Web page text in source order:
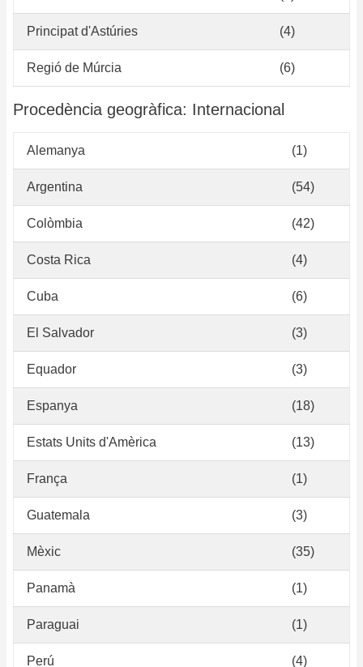
Principat d'Astúries (4)
Regió de Múrcia (6)
Procedència geogràfica: Internacional
Alemanya (1)
Argentina (54)
Colòmbia (42)
Costa Rica (4)
Cuba (6)
El Salvador (3)
Equador (3)
Espanya (18)
Estats Units d'Amèrica (13)
França (1)
Guatemala (3)
Mèxic (35)
Panamà (1)
Paraguai (1)
Perú (4)